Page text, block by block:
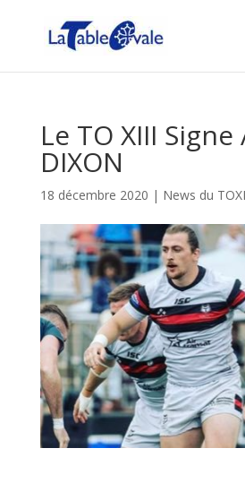
Le TO XIII
DIXON
18 décembre 2020 | News du